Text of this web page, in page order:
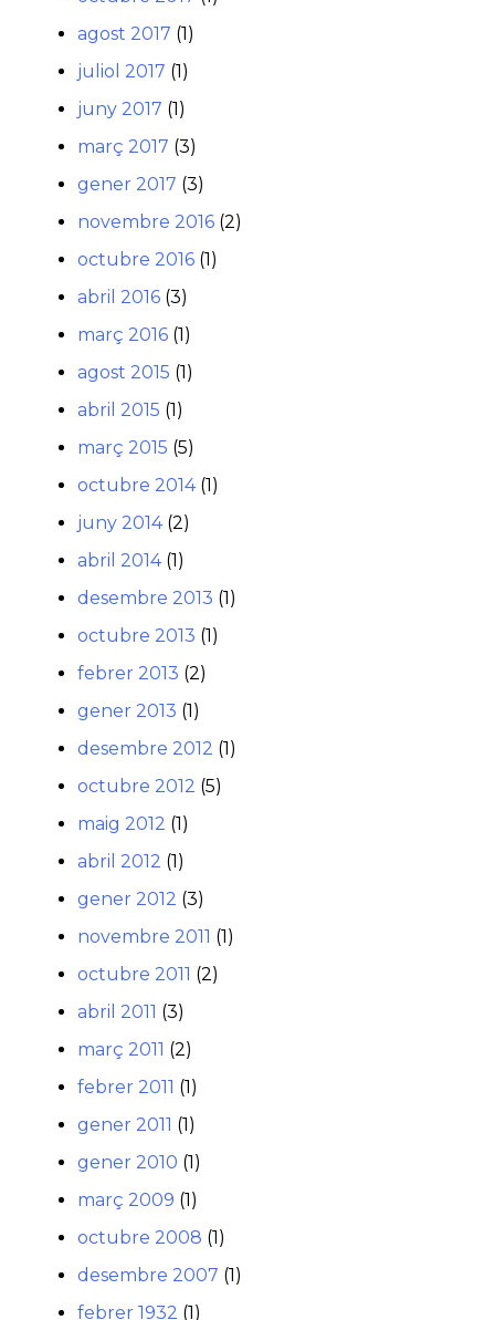
agost 2017 (1)
juliol 2017 (1)
juny 2017 (1)
març 2017 (3)
gener 2017 (3)
novembre 2016 (2)
octubre 2016 (1)
abril 2016 (3)
març 2016 (1)
agost 2015 (1)
abril 2015 (1)
març 2015 (5)
octubre 2014(1)
juny 2014(2)
abril 2014(1)
desembre 2013 (1)
octubre 2013 (1)
febrer 2013 (2)
gener 2013 (1)
desembre 2012 (1)
octubre 2012 (5)
maig 2012 (1)
abril 2012 (1)
gener 2012 (3)
novembre 2011 (1)
octubre 2011 (2)
abril 2011 (3)
març 2011 (2)
febrer 2011 (1)
gener 2011 (1)
gener 2010 (1)
març 2009 (1)
octubre 2008 (1)
desembre 2007 (1)
febrer 1932 (1)